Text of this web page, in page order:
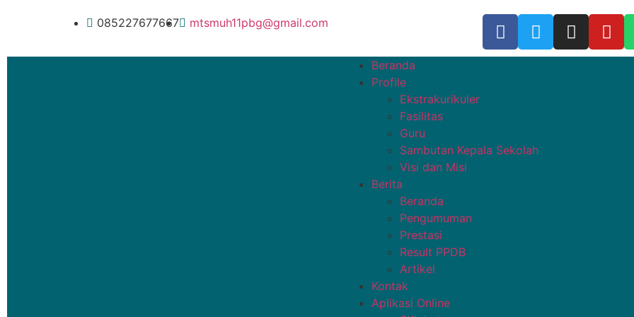
085227677667 mtsmuh11pbg@gmail.com
Beranda
Profile
Ekstrakurikuler
Fasilitas
Guru
Sambutan Kepala Sekolah
Visi dan Misi
Berita
Beranda
Pengumuman
Prestasi
Result PPDB
Artikel
Kontak
Aplikasi Online